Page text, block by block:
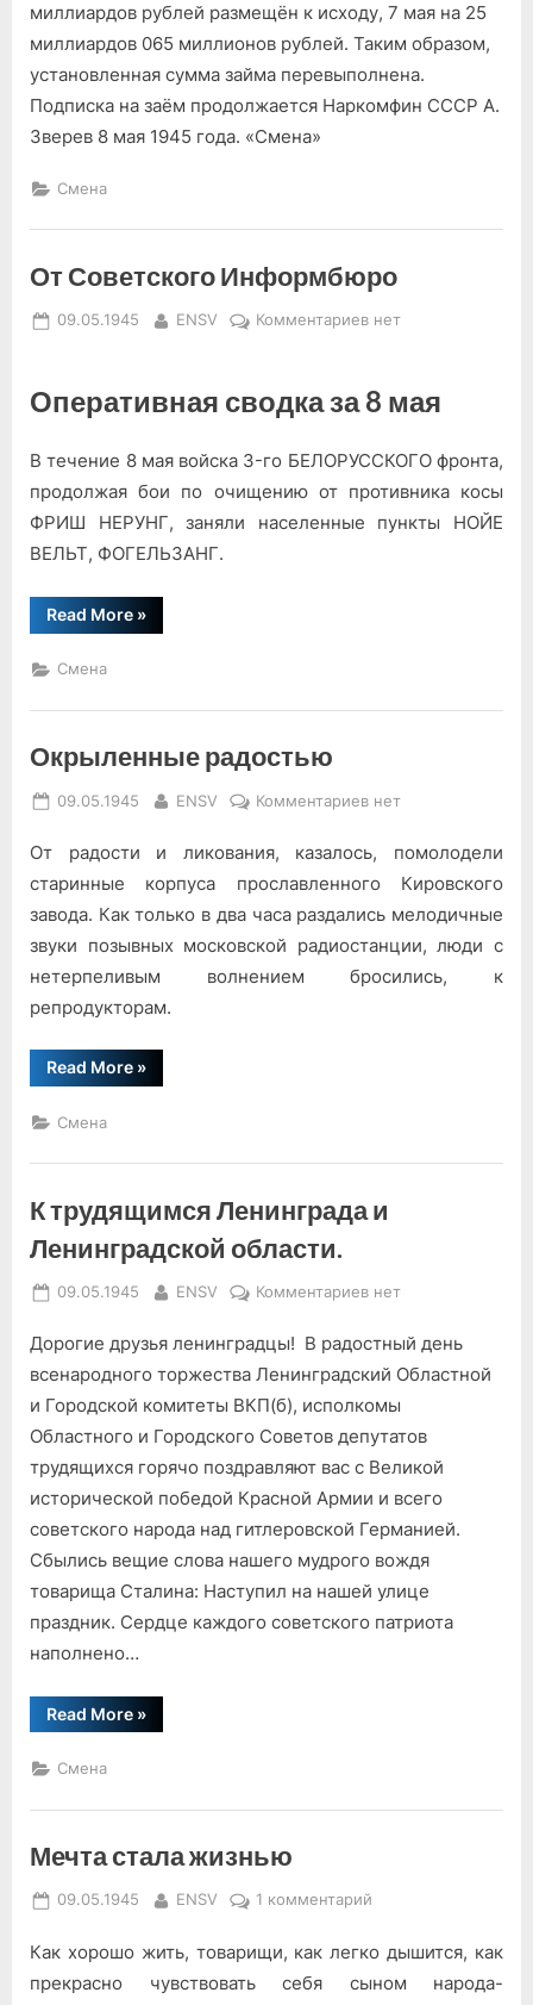
миллиардов рублей размещён к исходу, 7 мая на 25
миллиардов 065 миллионов рублей. Таким образом,
установленная сумма займа перевыполнена.
Подписка на заём продолжается Наркомфин СССР А.
Зверев 8 мая 1945 года. «Смена»
Смена
От Советского Информбюро
Posted
09.05.1945 By
ENSV Комментариевк
Советского
нет
Оперативная сводка за 8 мая
В течение 8 мая войска 3-го БЕЛОРУССКОГО фронта,
продолжая бои по очищению от противника косы
ФРИШ НЕРУНГ, заняли населенные пункты НОЙЕ
ВЕЛЬТ, ФОГЕЛЬЗАНГ.
Read More“От
Советского
»
Смена
Окрыленные радостью
Posted
09.05.1945 By
ENSV Комментариевк
Окрыленные
радостью
нет
От радости и ликования, казалось, помолодели
старинные корпуса прославленного Кировского
завода. Как только в два часа раздались мелодичные
звуки позывных московской радиостанции, люди с
нетерпеливым волнением бросились, к
репродукторам.
Read More“Окрыленные
радостью”
»
Смена
К трудящимся Ленинграда и
Ленинградской области.
Posted
09.05.1945 By
ENSV Комментариевк
К
трудящимся
Ленинградской
области.
нет
Дорогие друзья ленинградцы! В радостный день
всенародного торжества Ленинградский Областной
и Городской комитеты ВКП(б), исполкомы
Областного и Городского Советов депутатов
трудящихся горячо поздравляют вас с Великой
исторической победой Красной Армии и всего
советского народа над гитлеровской Германией.
Сбылись вещие слова нашего мудрого вождя
товарища Сталина: Наступил на нашей улице
праздник. Сердце каждого советского патриота
наполнено…
Read More“К
трудящимся
»
Смена
Мечта стала жизнью
Posted
09.05.1945 By
ENSV 1 комментарий
Мечта
стала
Как хорошо жить, товарищи, как легко дышится, как
прекрасно чувствовать себя сыном народа-